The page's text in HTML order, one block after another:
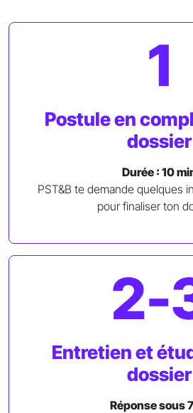
1
Postule en
dossier
Durée : 10
PST&B te demande quelques
pour finaliser ton
2-
Entretien et
dossier
Réponse sous